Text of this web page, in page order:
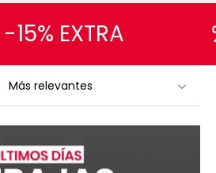
-15% EXTRA